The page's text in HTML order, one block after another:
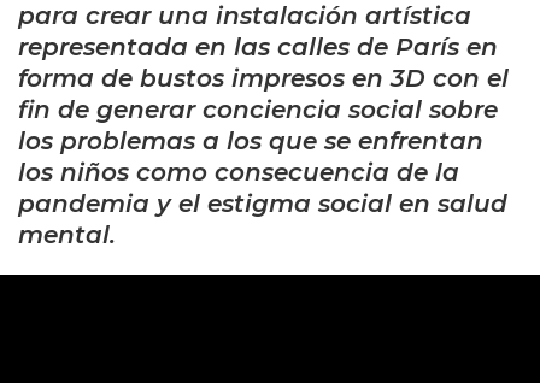
para crear una instalación artística
representada en las calles de París en
forma de bustos impresos en 3D con el
fin de generar conciencia social sobre
los problemas a los que se enfrentan
los niños como consecuencia de la
pandemia y el estigma social en salud
mental.